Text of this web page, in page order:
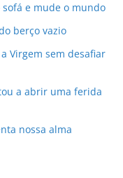
sofá e mude o mundo
berço vazio
Virgem sem desafiar
a abrir uma ferida
nossa alma